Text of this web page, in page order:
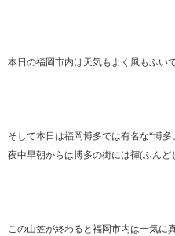
本日の福岡市内は天気もよく風もふい
そして本日は福岡博多では有名な“博
夜中早朝からは博多の街には褌(ふんど
この山笠が終わると福岡市内は一気に